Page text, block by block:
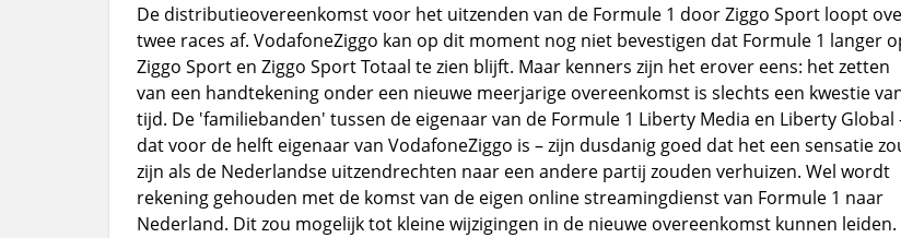
De distributieovereenkomst voor het uitzenden van de Formule 1 door Ziggo Sport loopt
twee races af. VodafoneZiggo kan op dit moment nog niet bevestigen dat Formule 1 langer
Ziggo Sport en Ziggo Sport Totaal te zien blijft. Maar kenners zijn het erover eens: het zetten
van een handtekening onder een nieuwe meerjarige overeenkomst is slechts een kwestie
tijd. De 'familiebanden' tussen de eigenaar van de Formule 1 Liberty Media en Liberty Global
dat voor de helft eigenaar van VodafoneZiggo is – zijn dusdanig goed dat het een sensatie
zijn als de Nederlandse uitzendrechten naar een andere partij zouden verhuizen. Wel wordt
rekening gehouden met de komst van de eigen online streamingdienst van Formule 1 naar
Nederland. Dit zou mogelijk tot kleine wijzigingen in de nieuwe overeenkomst kunnen leiden.